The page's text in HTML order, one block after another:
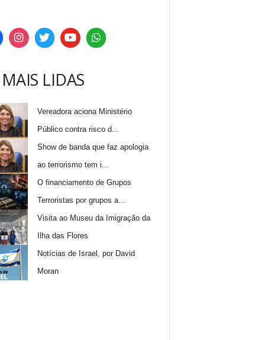
LIDAS
Vereadora aciona Ministério
Público contra risco d...
Show de banda que faz apologia
ao terrorismo tem i...
O financiamento de Grupos
Terroristas por grupos a...
Visita ao Museu da Imigração da
Ilha das Flores
Notícias de Israel, por David
Moran